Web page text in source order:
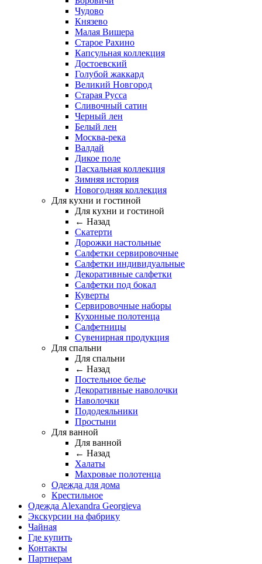
Чудово
Князево
Малая Вишера
Старое Рахино
Капсульная коллекция
Достоевский
Голубой жаккард
Великий Новгород
Старая Русса
Сливочный сатин
Черный лен
Белый лен
Москва-река
Валдай
Дикое поле
Пасхальная коллекция
Зимняя история
Новогодняя коллекция
Для кухни и гостиной
Для кухни и гостиной
← Назад
Скатерти
Дорожки настольные
Салфетки сервировочные
Салфетки индивидуальные
Декоративные салфетки
Салфетки под бокал
Куверты
Сервировочные наборы
Кухонные полотенца
Салфетницы
Сувенирная продукция
Для спальни
Для спальни
← Назад
Постельное белье
Декоративные наволочки
Наволочки
Пододеяльники
Простыни
Для ванной
Для ванной
← Назад
Халаты
Махровые полотенца
Одежда для дома
Крестильное
Одежда Alexandra Georgieva
Экскурсии на фабрику
Чайная
Где купить
Контакты
Партнерам